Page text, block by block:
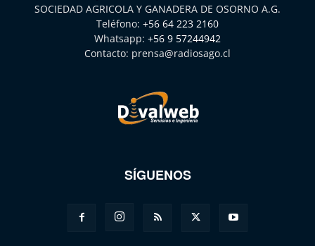
SOCIEDAD AGRICOLA Y GANADERA DE OSORNO A.G.
Teléfono: +56 64 223 2160
Whatsapp: +56 9 57244942
Contacto: prensa@radiosago.cl
SÍGUENOS